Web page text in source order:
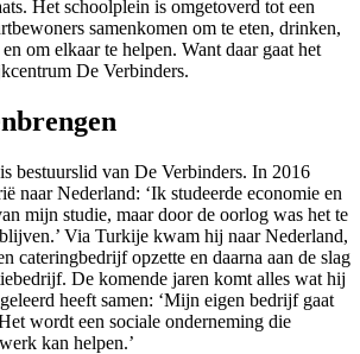
Het schoolplein is omgetoverd tot een
samenkomen om te eten, drinken,
om elkaar te helpen. Want daar gaat het
De Verbinders.
bestuurslid van De Verbinders. In 2016
naar Nederland: ‘Ik studeerde economie en
mijn studie, maar door de oorlog was het te
Via Turkije kwam hij naar Nederland,
cateringbedrijf opzette en daarna aan de slag
De komende jaren komt alles wat hij
heeft samen: ‘Mijn eigen bedrijf gaat
wordt een sociale onderneming die
kan helpen.’